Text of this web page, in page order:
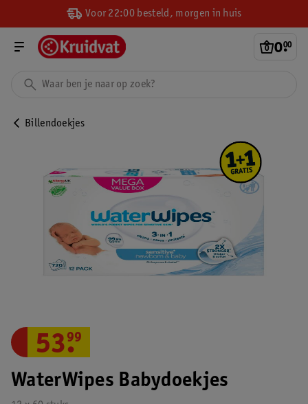
Voor 22:00 besteld, morgen in huis
0.
00
Billendoekjes
WaterWipes Babydoekjes
53.
99